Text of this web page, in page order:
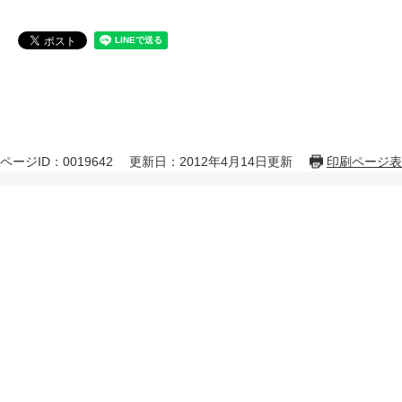
ページID：0019642 更新日：2012年4月14日更新 印刷ページ